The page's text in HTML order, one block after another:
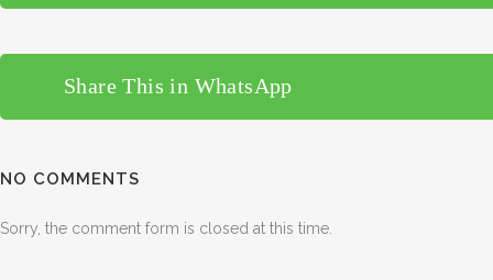
Share This in WhatsApp
NO COMMENTS
Sorry, the comment form is closed at this time.